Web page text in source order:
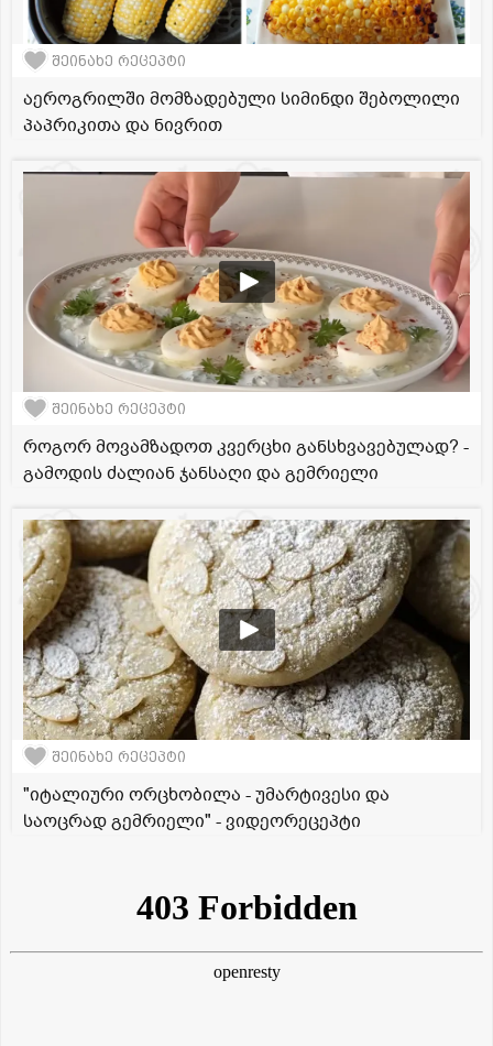
შეინახე რეცეპტი
აეროგრილში მომზადებული სიმინდი შებოლილი
პაპრიკითა და ნივრით
შეინახე რეცეპტი
როგორ მოვამზადოთ კვერცხი განსხვავებულად? -
გამოდის ძალიან ჯანსაღი და გემრიელი
შეინახე რეცეპტი
"იტალიური ორცხობილა - უმარტივესი და
საოცრად გემრიელი" - ვიდეორეცეპტი